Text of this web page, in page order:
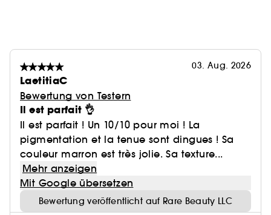
03. Aug. 2026
LaetitiaC
Bewertung von Testern
Il est parfait 👌
Il est parfait ! Un 10/10 pour moi ! La
pigmentation et la tenue sont dingues ! Sa
couleur marron est très jolie. Sa texture...
Mehr anzeigen
Mit Google übersetzen
Bewertung veröffentlicht auf Rare Beauty LLC